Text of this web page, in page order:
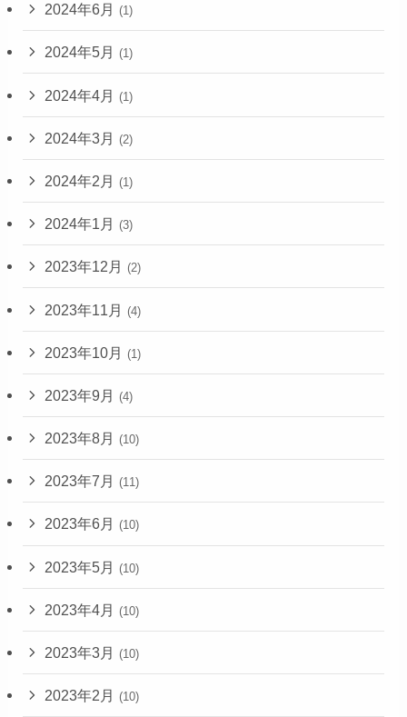
2024年6月 (1)
2024年5月 (1)
2024年4月 (1)
2024年3月 (2)
2024年2月 (1)
2024年1月 (3)
2023年12月 (2)
2023年11月 (4)
2023年10月 (1)
2023年9月 (4)
2023年8月 (10)
2023年7月 (11)
2023年6月 (10)
2023年5月 (10)
2023年4月 (10)
2023年3月 (10)
2023年2月 (10)